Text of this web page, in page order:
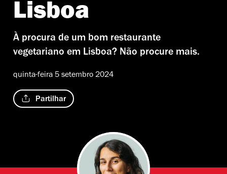
Lisboa
À procura de um bom restaurante
vegetariano em Lisboa? Não procure mais.
quinta-feira 5 setembro 2024
Partilhar